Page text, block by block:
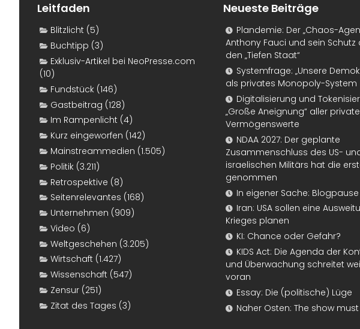
Leitfaden
Blitzlicht (5)
Buchtipp (3)
Exklusiv-Artikel bei NeoPresse.com
(10)
Fundstück (146)
Gastbeitrag (128)
Im Rampenlicht (4)
Kurz eingeworfen (142)
Mainstreammedien (1.505)
Politik (3.211)
Retrospektive (8)
Seitenrelevantes (168)
Unternehmen (909)
Video (6)
Weltgeschehen (3.205)
Wirtschaft (1.427)
Wissenschaft (547)
Zensur (251)
Zitat des Tages (3)
Neueste Beiträge
Plandemie: Der „Chaos-
Anthony Fauci und sein Schutz
den „Tiefen Staat“
Systemfrage: „Unsere
als privates Monopoly-System
Digitalisierung und
„Große Aneignung“ aller
Vermögenswerte
NDAA 2027: Der geplante
Zusammenschluss des US-
israelischen Militärs hat die
genommen
In eigener Sache: Blogpause
Iran: USA sollen eine
Krieges planen
KI: Chance oder Gefahr?
KIDS Act: Die Agenda der
und Überwachung schreitet
voran
Essay: Die (politische) Lüge
Naher Osten: The show